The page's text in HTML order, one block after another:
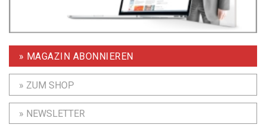
» MAGAZIN ABONNIEREN
» ZUM SHOP
» NEWSLETTER